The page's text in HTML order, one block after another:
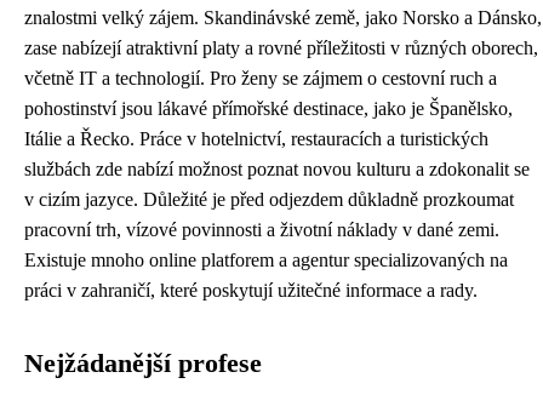
znalostmi velký zájem. Skandinávské země, jako Norsko a Dánsko,
zase nabízejí atraktivní platy a rovné příležitosti v různých oborech,
včetně IT a technologií. Pro ženy se zájmem o cestovní ruch a
pohostinství jsou lákavé přímořské destinace, jako je Španělsko,
Itálie a Řecko. Práce v hotelnictví, restauracích a turistických
službách zde nabízí možnost poznat novou kulturu a zdokonalit se
v cizím jazyce. Důležité je před odjezdem důkladně prozkoumat
pracovní trh, vízové povinnosti a životní náklady v dané zemi.
Existuje mnoho online platforem a agentur specializovaných na
práci v zahraničí, které poskytují užitečné informace a rady.
Nejžádanější profese